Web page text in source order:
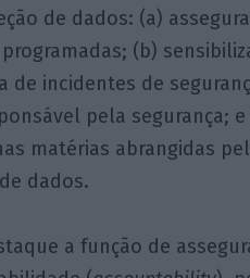
de dados: (a)
(b)
de incidentes de
pela segurança;
matérias abrangidas
dados.
a função de